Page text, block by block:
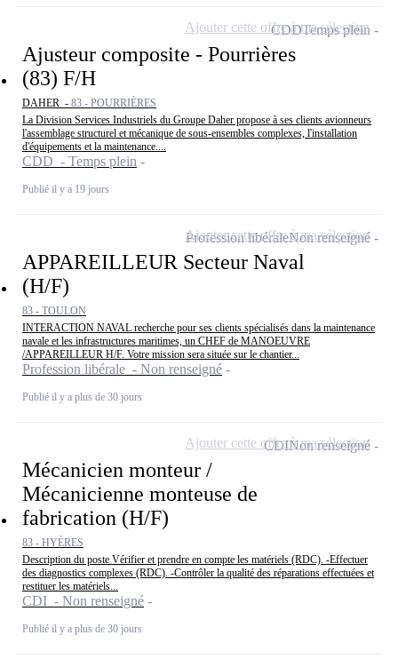
Ajusteur composite - Pourrières
(83) F/H
DAHER - 83 - POURRIÈRES
La Division Services Industriels du Groupe Daher propose à ses clients avionneurs
l'assemblage structurel et mécanique de sous-ensembles complexes, l'installation
d'équipements et la maintenance....
CDD - Temps plein
Publié il y a 19 jours
CDDTemps plein
Ajouter cette offre à ma sélection
APPAREILLEUR Secteur Naval
(H/F)
83 - TOULON
INTERACTION NAVAL recherche pour ses clients spécialisés dans la maintenance
navale et les infrastructures maritimes, un CHEF de MANOEUVRE
/APPAREILLEUR H/F. Votre mission sera située sur le chantier...
Profession libérale - Non renseigné
Publié il y a plus de 30 jours
Profession libéraleNon renseigné
Ajouter cette offre à ma sélection
Mécanicien monteur /
Mécanicienne monteuse de
fabrication (H/F)
83 - HYÈRES
Description du poste Vérifier et prendre en compte les matériels (RDC). -Effectuer
des diagnostics complexes (RDC). -Contrôler la qualité des réparations effectuées et
restituer les matériels...
CDI - Non renseigné
Publié il y a plus de 30 jours
CDINon renseigné
Ajouter cette offre à ma sélection